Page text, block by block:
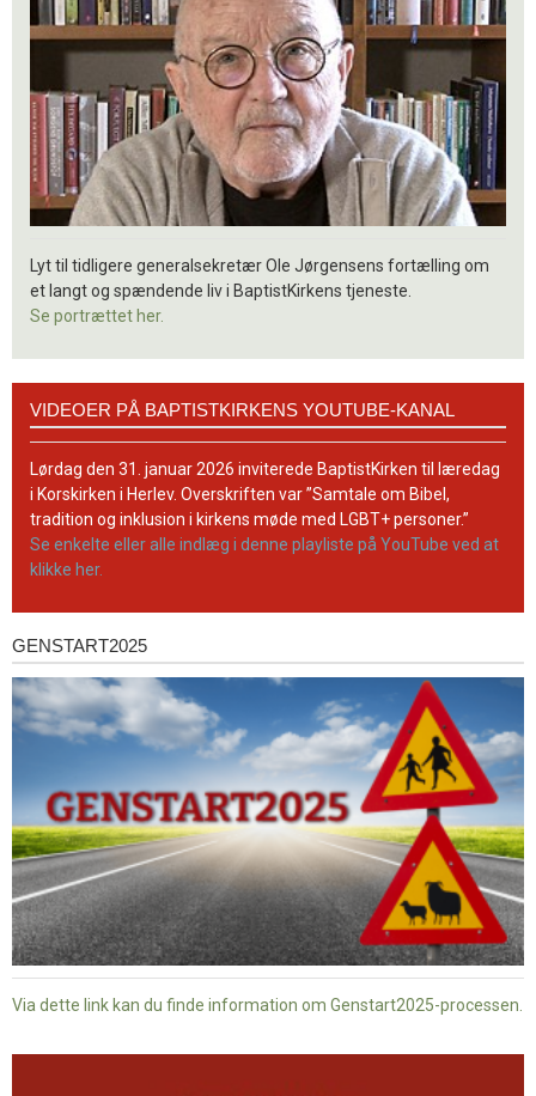
Lyt til tidligere generalsekretær Ole Jørgensens fortælling om
et langt og spændende liv i BaptistKirkens tjeneste.
Se portrættet her.
BaptistKirkens
YouTube-
kanal
VIDEOER PÅ BAPTISTKIRKENS YOUTUBE-KANAL
Lørdag den 31. januar 2026 inviterede BaptistKirken til læredag
i Korskirken i Herlev. Overskriften var ”Samtale om Bibel,
tradition og inklusion i kirkens møde med LGBT+ personer.”
Se enkelte eller alle indlæg i denne playliste på YouTube ved at
klikke her.
Genstart2025
GENSTART2025
Via dette link kan du finde information om Genstart2025-processen.